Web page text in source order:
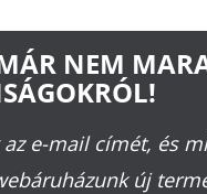
NEM
e-mail címét, és
új